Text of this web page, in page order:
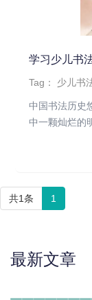
学习少儿书
Tag： 少儿书
中国书法历史
中一颗灿烂的
共1条 1
最新文章